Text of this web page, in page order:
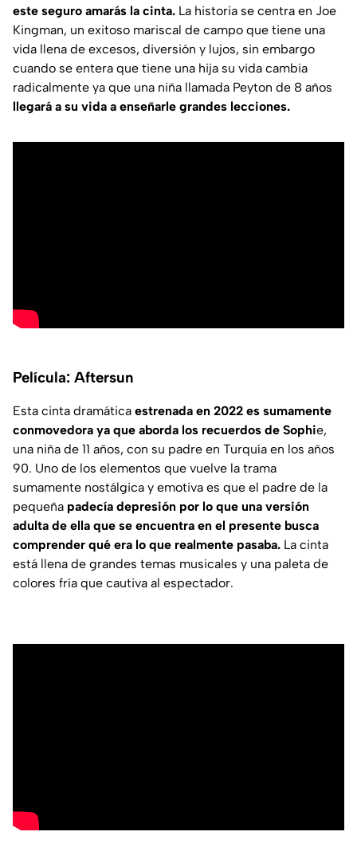
este seguro amarás la cinta. La historia se centra en Joe
Kingman, un exitoso mariscal de campo que tiene una
vida llena de excesos, diversión y lujos, sin embargo
cuando se entera que tiene una hija su vida cambia
radicalmente ya que una niña llamada Peyton de 8 años
llegará a su vida a enseñarle grandes lecciones.
Película: Aftersun
Esta cinta dramática estrenada en 2022 es sumamente
conmovedora ya que aborda los recuerdos de Sophie,
una niña de 11 años, con su padre en Turquía en los años
90. Uno de los elementos que vuelve la trama
sumamente nostálgica y emotiva es que el padre de la
pequeña padecía depresión por lo que una versión
adulta de ella que se encuentra en el presente busca
comprender qué era lo que realmente pasaba. La cinta
está llena de grandes temas musicales y una paleta de
colores fría que cautiva al espectador.